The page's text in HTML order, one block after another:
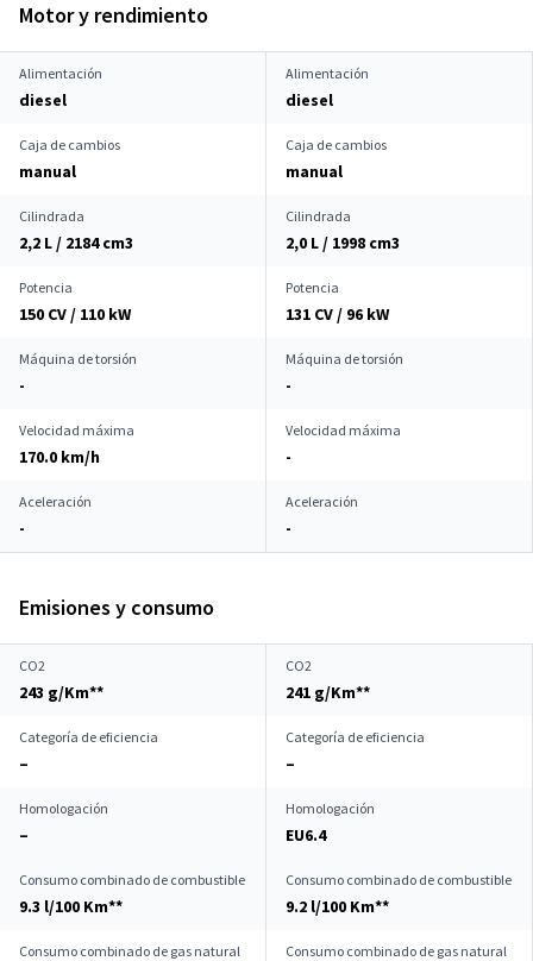
Motor y rendimiento
Alimentación
diesel
Alimentación
diesel
Caja de cambios
manual
Caja de cambios
manual
Cilindrada
2,2 L / 2184 cm3
Cilindrada
2,0 L / 1998 cm3
Potencia
150 CV / 110 kW
Potencia
131 CV / 96 kW
Máquina de torsión
-
Máquina de torsión
-
Velocidad máxima
170.0 km/h
Velocidad máxima
-
Aceleración
-
Aceleración
-
Emisiones y consumo
CO2
243 g/Km**
CO2
241 g/Km**
Categoría de eficiencia
–
Categoría de eficiencia
–
Homologación
–
Homologación
EU6.4
Consumo combinado de combustible
9.3 l/100 Km**
Consumo combinado de combustible
9.2 l/100 Km**
Consumo combinado de gas natural Consumo combinado de gas natural